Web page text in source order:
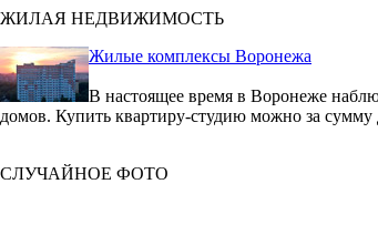
ЖИЛАЯ НЕДВИЖИМОСТЬ
Жилые комплексы Воронежа
В настоящее время в Воронеже
домов. Купить квартиру-студию можно за
СЛУЧАЙНОЕ ФОТО